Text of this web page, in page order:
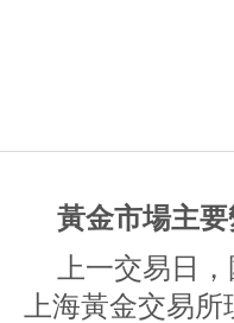
黃金市場主
上一交易日
上海黃金交易